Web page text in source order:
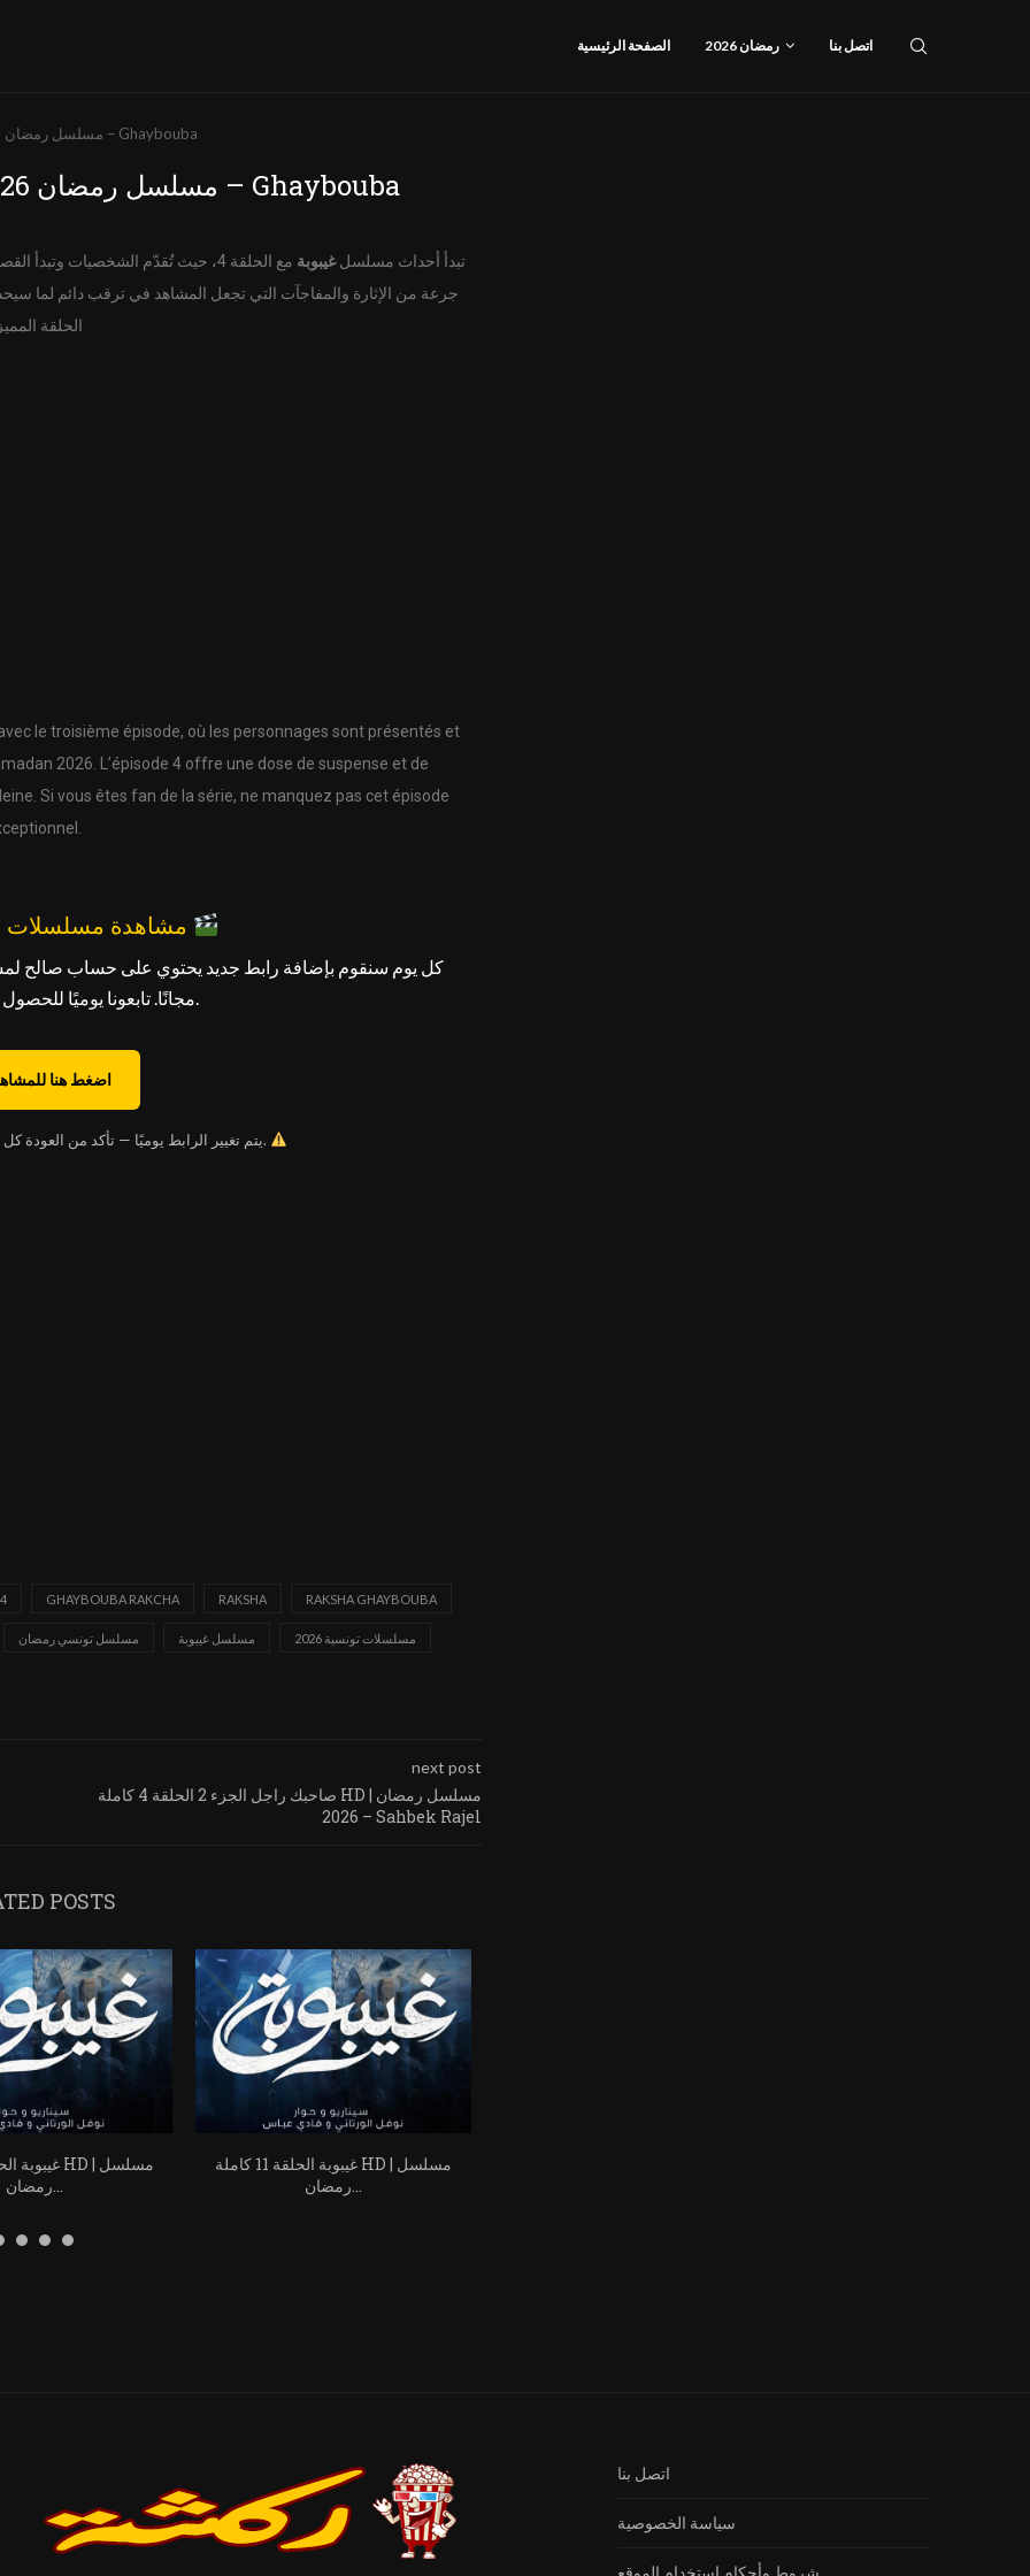
الصفحة الرئيسية رمضان 2026 اتصل بنا
غيبوبة الحلقة 4 كاملة HD | مسلسل رمضان 2026 – Ghaybouba
غيبوبة الحلقة 4 كاملة HD | مسلسل رمضان 2026 – Ghaybouba
تبدأ أحداث مسلسلغيبوبة
جرعة من الإثارة والمفاجآت التي تجعل المشاهد في ترقب دائم لما
الحلقة
le troisième épisode, où les personnages sont présentés et
2026. L’épisode 4 offre une dose de suspense et de
Si vous êtes fan de la série, ne manquez pas cet épisode
كل يوم سنقوم بإضافة رابط جديد يحتوي على حساب صالح
مجانًا. تابعونا يوميًا للحصول على الرابط الجديد.
اضغط هنا
يتم تغيير الرابط يوميًا — تأكد من العودة كل يوم للحصول على الحساب الجديد.
GHAYBOUBA RAKCHA RAKSHA RAKSHA GHAYBOUBA
مسلسل تونسي رمضان مسلسل غيبوبة مسلسلات تونسية 2026
next post
صاحبك راجل الجزء 2 الحلقة 4 كاملة HD | مسلسل رمضان
2026 – Sahbek Rajel
POSTS
رمضان...
غيبوبة الحلقة 11 كاملة HD | مسلسل
رمضان...
اتصل بنا
سياسة الخصوصية
شروط وأحكام استخدام الموقع